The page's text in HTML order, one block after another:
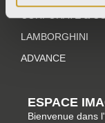
a
m
k
-
f
LAMBORGHINI
ADVANCE
ESPACE
Bienvenue dans